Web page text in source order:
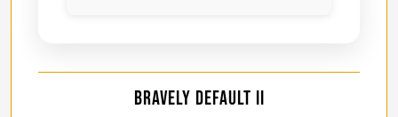
Bravely Default II